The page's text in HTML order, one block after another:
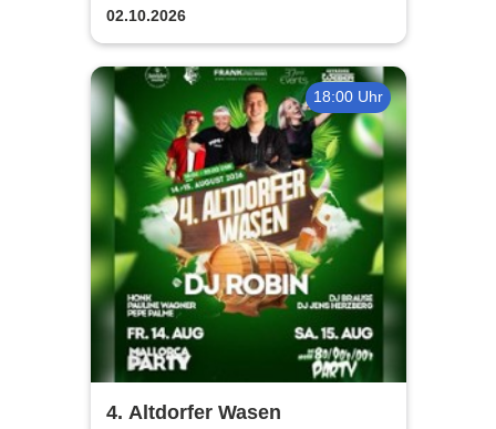
02.10.2026
18:00 Uhr
4. Altdorfer Wasen